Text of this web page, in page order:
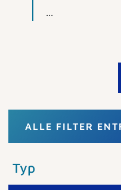
...
ALLE FILTER
Typ